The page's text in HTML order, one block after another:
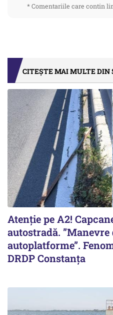
* Comentariile care contin
CITEȘTE MAI MULTE DIN
Atenție pe A2!
autostradă.
autoplatforme”.
DRDP Constanța